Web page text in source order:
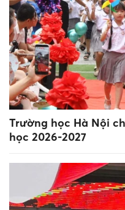
Trường học Hà Nội
học 2026-2027